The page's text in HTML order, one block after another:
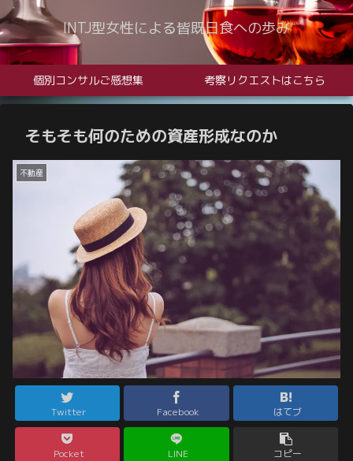
INTJ型女性による皆既日食への歩み
個別コンサルご感想集 考察リクエストはこちら
そもそも何のための資産形成なのか
不動産
Twitter Facebook はてブ
Pocket LINE コピー